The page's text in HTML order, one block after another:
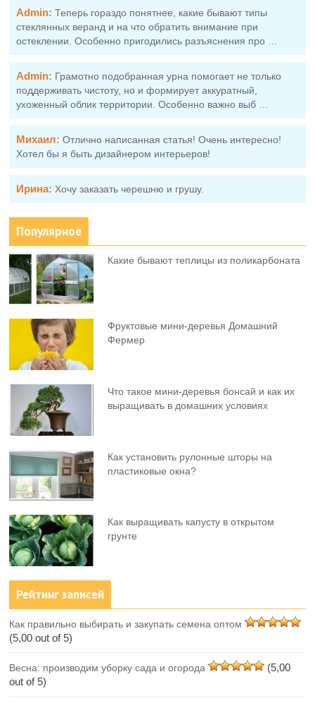
Admin: Теперь гораздо понятнее, какие бывают типы
стеклянных веранд и на что обратить внимание при
остеклении. Особенно пригодились разъяснения про …
Admin: Грамотно подобранная урна помогает не только
поддерживать чистоту, но и формирует аккуратный,
ухоженный облик территории. Особенно важно выб …
Михаил: Отлично написанная статья! Очень интересно!
Хотел бы я быть дизайнером интерьеров!
Ирина: Хочу заказать черешню и грушу.
Популярное
Какие бывают теплицы из поликарбоната
Фруктовыe мини-деревья Домашний
Фермер
Что такое мини-деревья бонсай и как их
выращивать в домашних условиях
Как установить рулонные шторы на
пластиковые окна?
Как выращивать капусту в открытом
грунте
Рейтинг записей
Как правильно выбирать и закупать семена оптом
(5,00 out of 5)
Весна: производим уборку сада и огорода
(5,00
out of 5)